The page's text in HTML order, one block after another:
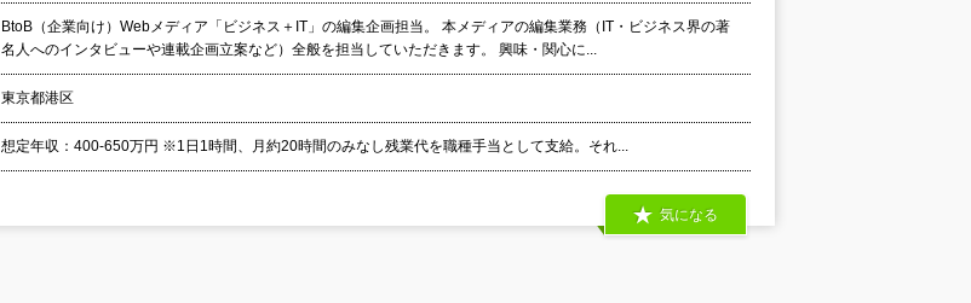
BtoB（企業向け）Webメディア「ビジネス＋IT」の編集企画担当。 本メディアの編集業務（IT・ビジネス界の著
名人へのインタビューや連載企画立案など）全般を担当していただきます。 興味・関心に...
東京都港区
想定年収：400-650万円 ※1日1時間、月約20時間のみなし残業代を職種手当として支給。それ...
気になる